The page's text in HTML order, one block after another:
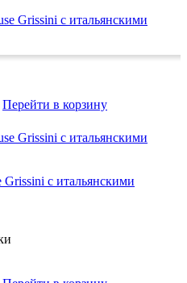
Перейти в корзину
с итальянскими